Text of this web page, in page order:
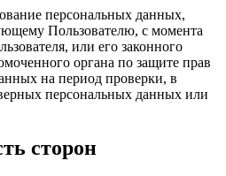
персональных данных,
Пользователю, с момента
или его законного
органа по защите прав
на период проверки, в
персональных данных или
сторон